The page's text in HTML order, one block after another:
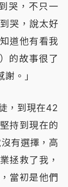
哭，不只一
哭，說太好
道他有看我
的故事很了
。」
，到現在42
持到現在的
有選擇，高
拯救了我，
當初是他們